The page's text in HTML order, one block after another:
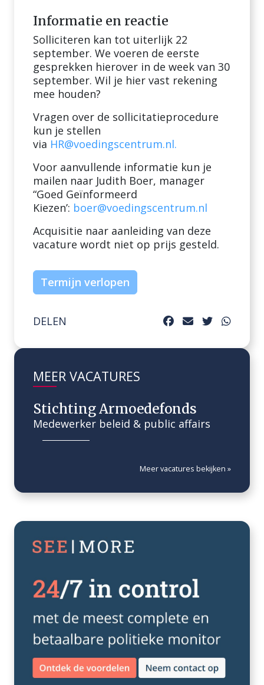
Informatie en reactie
Solliciteren kan tot uiterlijk 22
september. We voeren de eerste
gesprekken hierover in de week van 30
september. Wil je hier vast rekening
mee houden?
Vragen over de sollicitatieprocedure
kun je stellen
via HR@voedingscentrum.nl.
Voor aanvullende informatie kun je
mailen naar Judith Boer, manager
“Goed Geïnformeerd
Kiezen’: boer@voedingscentrum.nl
Acquisitie naar aanleiding van deze
vacature wordt niet op prijs gesteld.
Termijn verlopen
DELEN
MEER VACATURES
Stichting Armoedefonds
Medewerker beleid & public affairs
Meer vacatures bekijken »